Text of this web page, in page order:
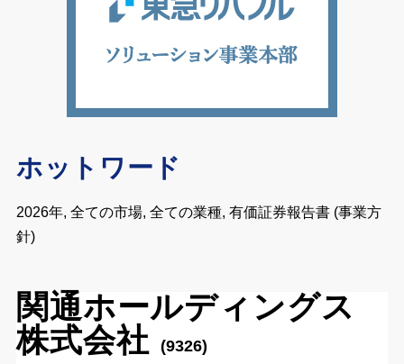
ホットワード
2026年, 全ての市場, 全ての業種, 有価証券報告書 (事業方
針)
関通ホールディングス
株式会社
(9326)